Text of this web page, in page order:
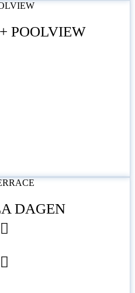
POOLVIEW
DAGEN